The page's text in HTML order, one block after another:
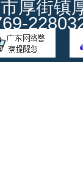
厚街镇